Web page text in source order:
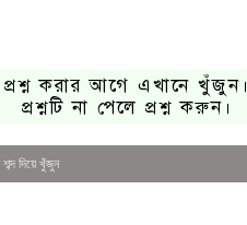
প্রশ্ন করার আগে এখানে খুঁজুন।
প্রশ্নটি না পেলে প্রশ্ন করুন।